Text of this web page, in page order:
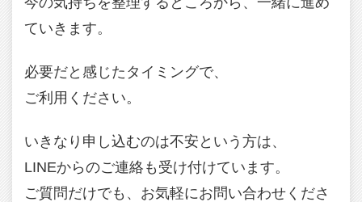
ていきます。
必要だと感じたタイミングで、
ご利用ください。
いきなり申し込むのは不安という方は、
LINEからのご連絡も受け付けています。
ご質問だけでも、お気軽にお問い合わせくださ